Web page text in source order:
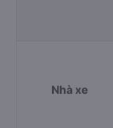
Nhà xe